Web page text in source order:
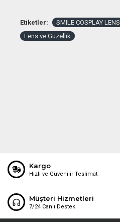
Etiketler: SMILE COSPLAY LENS
Lens ve Güzellik
Kargo
Hızlı ve Güvenilir Teslimat
Müşteri Hizmetleri
7/24 Canlı Destek